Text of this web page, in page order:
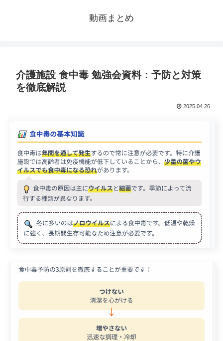
動画まとめ
介護施設 食中毒 勉強会資料：予防と対策
を徹底解説
2025.04.26